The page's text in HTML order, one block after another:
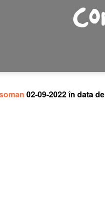
02-09-2022 în data de